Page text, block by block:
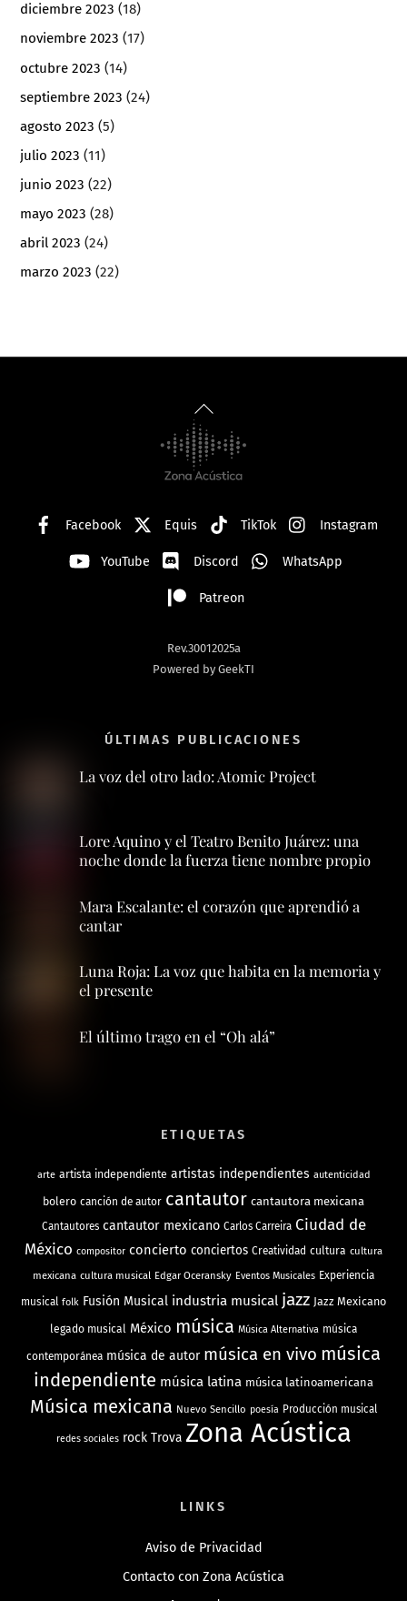
diciembre 2023 (18)
noviembre 2023 (17)
octubre 2023 (14)
septiembre 2023 (24)
agosto 2023 (5)
julio 2023 (11)
junio 2023 (22)
mayo 2023 (28)
abril 2023 (24)
marzo 2023 (22)
Back
To
Top
Facebook Equis TikTok Instagram
YouTube Discord WhatsApp
Patreon
Rev.30012025a
Powered by GeekTI
ÚLTIMAS PUBLICACIONES
La voz del otro lado: Atomic Project
Lore Aquino y el Teatro Benito Juárez: una
noche donde la fuerza tiene nombre propio
Mara Escalante: el corazón que aprendió a
cantar
Luna Roja: La voz que habita en la memoria y
el presente
El último trago en el “Oh alá”
ETIQUETAS
arte artista independiente artistas independientes autenticidad
bolero canción de autor cantautor cantautora mexicana
Cantautores cantautor mexicano Carlos Carreira Ciudad de
México compositor concierto conciertos Creatividad cultura cultura
mexicana cultura musical Edgar Oceransky Eventos Musicales Experiencia
musical folk Fusión Musical industria musical jazz Jazz Mexicano
legado musical México música Música Alternativa música
contemporánea música de autor música en vivo música
independiente música latina música latinoamericana
Música mexicana Nuevo Sencillo poesía Producción musical
redes sociales rock Trova Zona Acústica
LINKS
Aviso de Privacidad
Contacto con Zona Acústica